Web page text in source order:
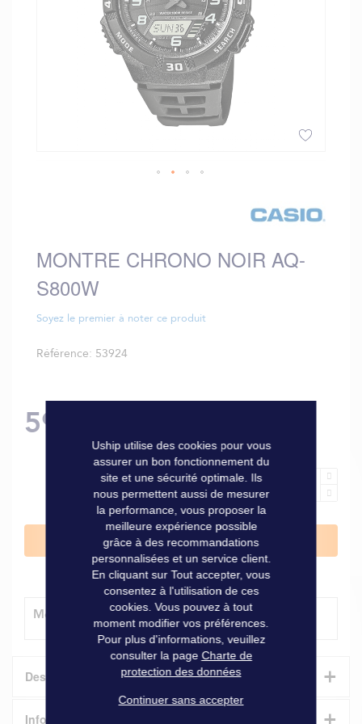
of
the
images
MONTRE CHRONO NOIR AQ-
S800W
Soyez le premier à noter ce produit
Référence 53924
59,00 €
Ajouter au panier
Modes de livraison
Description +
Informations techniques
Uship utilise des cookies pour vous
assurer un bon fonctionnement du
site et une sécurité optimale. Ils
nous permettent aussi de mesurer
la performance, vous proposer la
meilleure expérience possible
grâce à des recommandations
personnalisées et un service client.
En cliquant sur Tout accepter, vous
consentez à l'utilisation de ces
cookies. Vous pouvez à tout
moment modifier vos préférences.
Pour plus d'informations, veuillez
consulter la page Charte de
protection des données
Continuer sans accepter